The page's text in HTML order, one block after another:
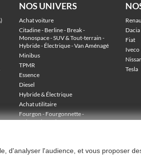
NOS UNIVERS
Achat voiture
Citadine - Berline - Break -
Monospace - SUV & Tout-terrain -
Hybride - Électrique - Van Aménagé
Minibus
TPMR
Essence
Diesel
Hybride & Électrique
Achat utilitaire
Fourgon - Fourgonnette -
Voiture de société -
Dacia
Fiat
Iveco
Tesla
d'analyser l'audience, et vous proposer